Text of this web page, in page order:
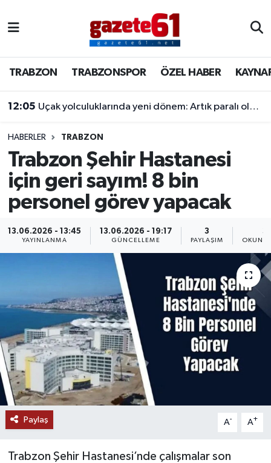
TRABZON TRABZONSPOR ÖZEL HABER
12:05 Uçak yolculuklarında yeni dönem: Artık paralı olacak
HABERLER TRABZON
Trabzon Şehir Hastanesi
için geri sayım! 8 bin
personel görev yapacak
13.06.2026 - 13:45
YAYINLANMA
13.06.2026 - 19:17
GÜNCELLEME
3
PAYLAŞIM
3
Paylaş A- A+
Trabzon Şehir Hastanesi’nde çalışmalar son
TRABZONSPOR
ÖZEL HABER
KAYNAR KAZAN
SİYASET
GÜNDEM
Trabzon Nöbetçi Eczaneler
Trabzon Hava Durumu
Trabzon Namaz Vakitleri
Trabzon Trafik Yoğunluk Haritası
Süper Lig Puan Durumu ve Fikstür
Tüm Manşetler
Son Dakika Haberleri